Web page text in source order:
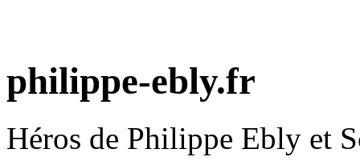
philippe-ebly.fr
Héros de Philippe Ebly et